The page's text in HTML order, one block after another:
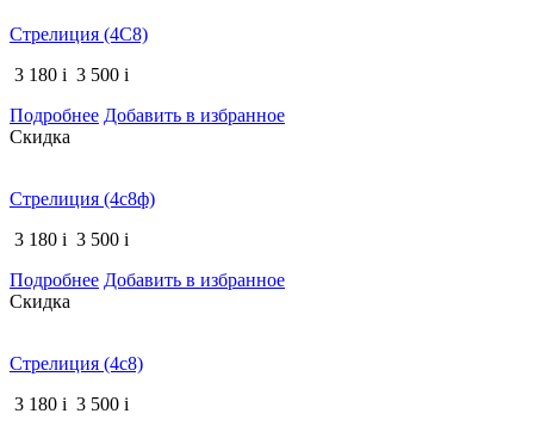
Стрелиция (4С8)
3 180 i 3 500 i
Подробнее Добавить в избранное
Скидка
Стрелиция (4с8ф)
3 180 i 3 500 i
Подробнее Добавить в избранное
Скидка
Стрелиция (4с8)
3 180 i 3 500 i